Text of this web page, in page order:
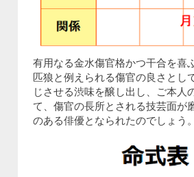
有用なる金水傷官格かつ干合を喜
匹狼と例えられる傷官の良さとし
じさせる渋味を醸し出し、ご本人
て、傷官の長所とされる技芸面が
のある俳優となられたのでしょう。